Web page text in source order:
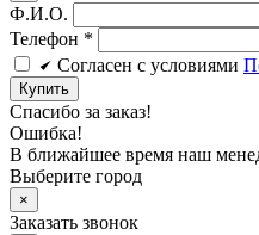
Ф.И.О.
Телефон *
Cогласен c условиями
Купить
Спасибо за заказ!
Ошибка!
В ближайшее время наш
Выберите город
×
Заказать звонок